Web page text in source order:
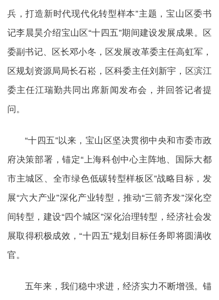
兵，打造新时代现代化转型样本”主题，宝山区委书
记李晨昊介绍宝山区“十四五”期间建设发展成果。区
委副书记、区长邓小冬，区发展改革委主任高虹军，
区规划资源局局长石崧，区科委主任刘新宇，区滨江
委主任江瑞勤共同出席新闻发布会，并回答记者提
问。
“十四五”以来，宝山区坚决贯彻中央和市委市政
府决策部署，锚定“上海科创中心主阵地、国际大都
市主城区、全市绿色低碳转型样板区”战略目标，发
展“六大产业”深化产业转型，推动“三箭齐发”深化空
间转型，建设“四个城区”深化治理转型，经济社会发
展取得积极成效，“十四五”规划目标任务即将圆满收
官。
五年来，我们稳中求进，经济实力不断增强。锚